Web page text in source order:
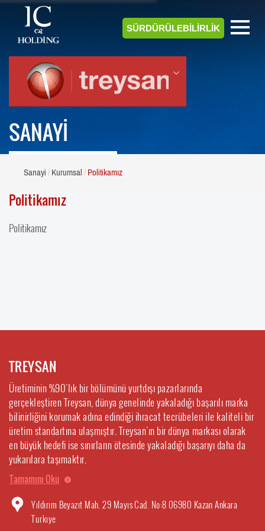
SÜRDÜRÜLEBİLİRLİK
SANAYİ
Sanayi Kurumsal Politikamız
Politikamız
Politikamız
TREYSAN
Üretiminin %90’lık bir bölümünü yurtdışı pazarlarında
gerçekleştiren Treysan, dünya genelinde yakaladığı başarılı marka
bilinirliğini korumak adına edindiği ihracat tecrübeleri ile kaliteli bir
üretim standartına ulaşmıştır. Treysan’ın bir dünya markası olarak
en büyük hedefi ise sınırların ötesinde yakaladığı başarıyı daha da
yukarılara taşımaktır.
Tamamını Oku
Yıldırım Beyazıt Mah. 29 Mayıs Cad. No:8 06980 Kazan Ankara
Turkıye